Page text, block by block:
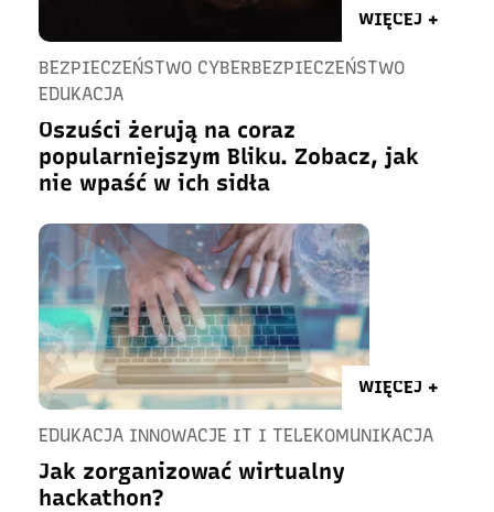
WIĘCEJ +
BEZPIECZEŃSTWO CYBERBEZPIECZEŃSTWO
EDUKACJA
Oszuści żerują na coraz
popularniejszym Bliku. Zobacz, jak
nie wpaść w ich sidła
WIĘCEJ +
EDUKACJA INNOWACJE IT I TELEKOMUNIKACJA
Jak zorganizować wirtualny
hackathon?